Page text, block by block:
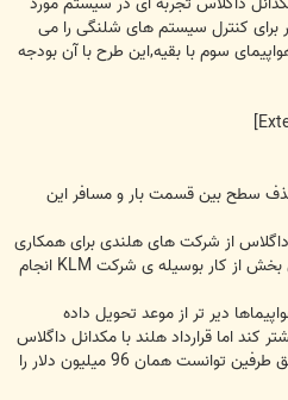
برای کنترل سیستم های شلنگی را می
سوم با بقیه,این طرح با آن بودجه
سطح بین قسمت بار و مسافر این
از شرکت های هلندی برای همکاری
در این زمینه دعوت به عمل نمود.این بخش از کار بوسیله ی شرکت KLM انجام
سالهای 95 تا 96 این هواپیماها دیر تر از موعد تحویل داده
کند اما قرارداد هلند با مکدانل داگلاس
مبنی بر خرید بالگردهای آپاچی و توافق طرفین توانست همان 96 میلیون دلار را